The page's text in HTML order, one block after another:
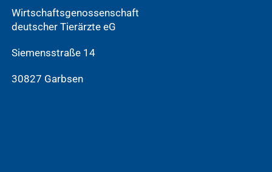
Wirtschaftsgenossenschaft
deutscher Tierärzte eG
Siemensstraße 14
30827 Garbsen